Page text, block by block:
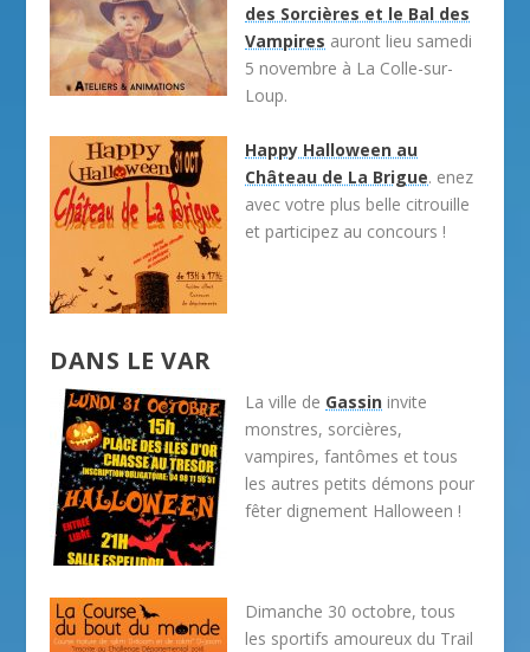
des Sorcières et le Bal des
Vampires auront lieu samedi
5 novembre à La Colle-sur-
Loup.
Happy Halloween au
Château de La Brigue. enez
avec votre plus belle citrouille
et participez au concours !
DANS LE VAR
La ville de Gassin invite
monstres, sorcières,
vampires, fantômes et tous
les autres petits démons pour
fêter dignement Halloween !
Dimanche 30 octobre, tous
les sportifs amoureux du Trail